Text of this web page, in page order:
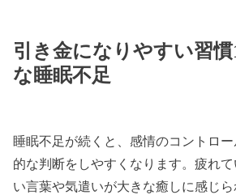
引き金になりやすい習慣
な睡眠不足
睡眠不足が続くと、感情のコントロ
的な判断をしやすくなります。疲れ
い言葉や気遣いが大きな癒しに感じ